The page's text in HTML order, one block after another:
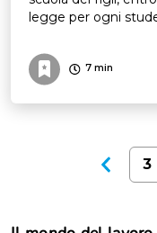
legge per ogni
7 min
3